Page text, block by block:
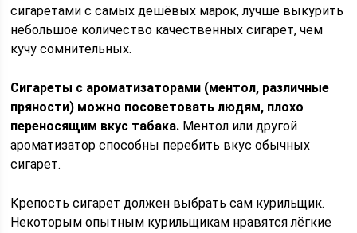
сигаретами с самых дешёвых марок, лучше выкурить
небольшое количество качественных сигарет, чем
кучу сомнительных.
Сигареты с ароматизаторами (ментол, различные
пряности) можно посоветовать людям, плохо
переносящим вкус табака. Ментол или другой
ароматизатор способны перебить вкус обычных
сигарет.
Крепость сигарет должен выбрать сам курильщик.
Некоторым опытным курильщикам нравятся лёгкие